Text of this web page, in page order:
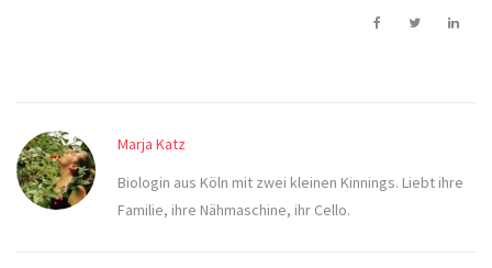
Marja Katz
Biologin aus Köln mit zwei kleinen Kinnings. Liebt ihre
Familie, ihre Nähmaschine, ihr Cello.